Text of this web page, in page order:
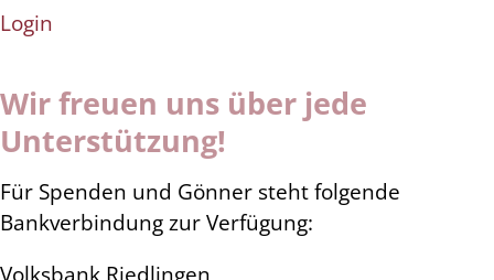
Login
Wir freuen uns über jede
Unterstützung!
Für Spenden und Gönner steht folgende
Bankverbindung zur Verfügung: